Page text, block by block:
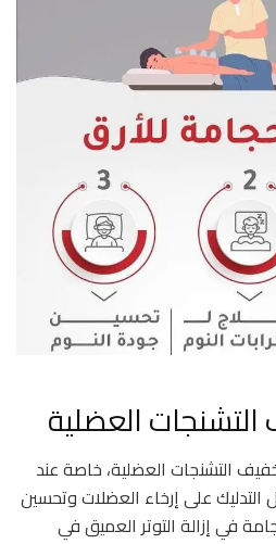
العضلية
التشنجات العضلية، خاصة عند
على إرخاء العضلات وتحسين
في إزالة التوتر العميق في